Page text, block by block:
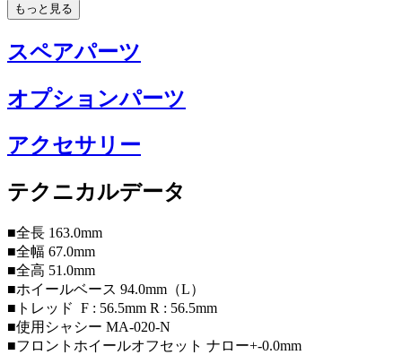
もっと見る
スペアパーツ
オプションパーツ
アクセサリー
テクニカルデータ
■全長 163.0mm
■全幅 67.0mm
■全高 51.0mm
■ホイールベース 94.0mm（L）
■トレッド F : 56.5mm R : 56.5mm
■使用シャシー MA-020-N
■フロントホイールオフセット ナロー+-0.0mm